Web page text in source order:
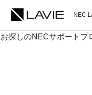
NEC
お探しのNECサポートプ